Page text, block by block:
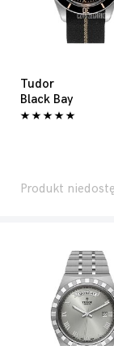
Tudor
Black Bay
Produkt